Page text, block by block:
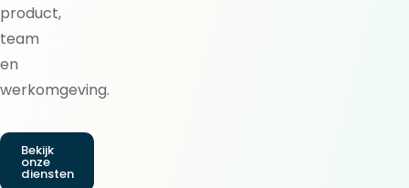
product,
team
en
werkomgeving.
Bekijk
onze
diensten